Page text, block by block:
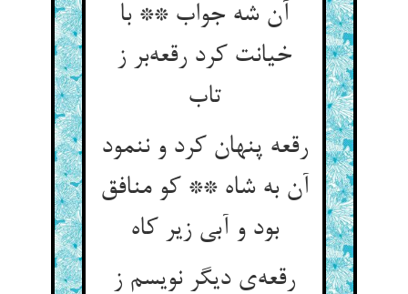
آن شه جواب ** با
خیانت کرد رقعه‌بر ز
تاب
رقعه پنهان کرد و ننمود
آن به شاه ** کو منافق
بود و آبی زیر کاه
رقعه‌ی دیگر نویسم ز